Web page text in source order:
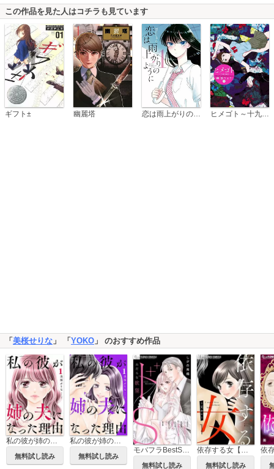
この作品を見た人はコチラも見ています
ギフト± 幽麗塔 ヒメゴト～十九歳の制服～
「美桜せりな 」 「YOKO 」 のおすすめ作品
私の彼が姉の夫になった理由【合本版】
無料試し読み
私の彼が姉の夫になった理由
無料試し読み
モバフラBestSelecion ドS
無料試し読み
依存する女【マイクロ】
無料試し読み
依